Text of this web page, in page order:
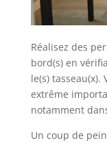
Réalisez des
bord(s) en
le(s) tasseau(x).
extrême
notamment
Un coup de